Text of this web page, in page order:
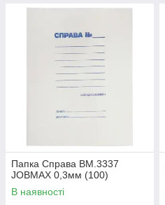
Папка Справа BM.3337
JOBMAX 0,3мм (100)
В наявності